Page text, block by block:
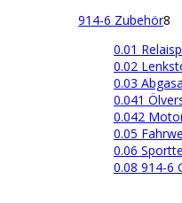
914-6 Zubehör8
0.01
0.02
0.03
0.041
0.042
0.05
0.06
0.08 914-6